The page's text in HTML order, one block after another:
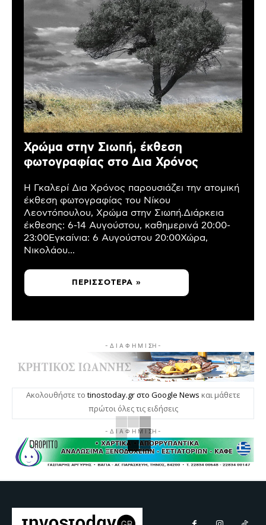
Χρώμα στην Σιωπή, έκθεση
φωτογραφίας στο Δια Χρόνος
Η Γκαλερί Δια Χρόνος παρουσιάζει την ατομική
έκθεση φωτογραφίας του Νίκου
Λεοντόπουλου, Χρώμα στην Σιωπή.Διάρκεια
έκθεσης: 6-14 Αυγούστου, καθημερινά 20:00-
23:00Εγκαίνια: 6 Αυγούστου 20:00Χώρα,
Νικολάου...
ΠΕΡΙΣΣΌΤΕΡΑ »
- Δ Ι Α Φ Η Μ Ι ΣΗ -
Ακολουθήστε το tinostoday.gr στο Google News και μάθετε
πρώτοι όλες τις ειδήσεις
- Δ Ι Α Φ Η Μ Ι ΣΗ -